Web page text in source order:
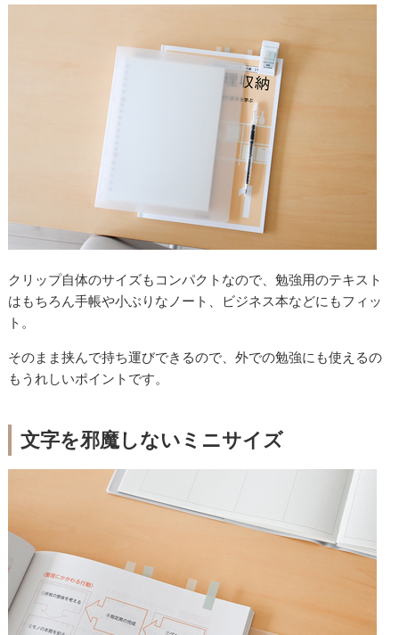
クリップ自体のサイズもコンパクトなので、勉強用のテキスト
はもちろん手帳や小ぶりなノート、ビジネス本などにもフィッ
ト。
そのまま挟んで持ち運びできるので、外での勉強にも使えるの
もうれしいポイントです。
文字を邪魔しないミニサイズ